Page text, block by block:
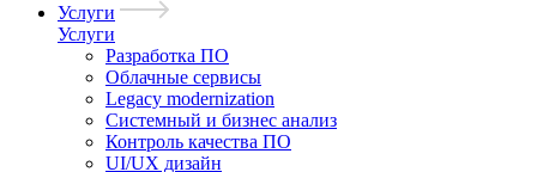
Услуги
Услуги
Разработка ПО
Облачные сервисы
Legacy modernization
Системный и бизнес анализ
Контроль качества ПО
UI/UX дизайн